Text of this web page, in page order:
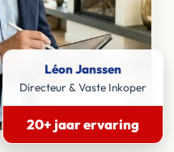
Léon Janssen
Directeur & Vaste Inkoper
20+ jaar ervaring